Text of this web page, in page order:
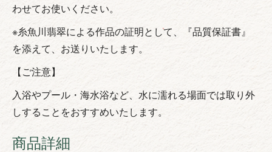
わせてお使いください。
※糸魚川翡翠による作品の証明として、『品質保証書』
を添えて、お送りいたします。
【ご注意】
入浴やプール・海水浴など、水に濡れる場面では取り外
しすることをおすすめいたします。
商品詳細